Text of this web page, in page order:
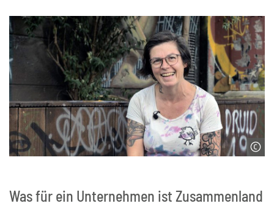
Was für ein Unternehmen ist Zusammenland